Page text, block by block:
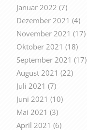
Januar 2022 (7)
Dezember 2021 (4)
November 2021 (17)
Oktober 2021 (18)
September 2021 (17)
August 2021 (22)
Juli 2021 (7)
Juni 2021 (10)
Mai 2021 (3)
April 2021 (6)